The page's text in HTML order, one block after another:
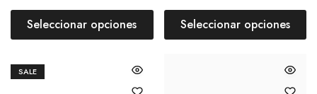
Seleccionar opciones Seleccionar opciones
SALE